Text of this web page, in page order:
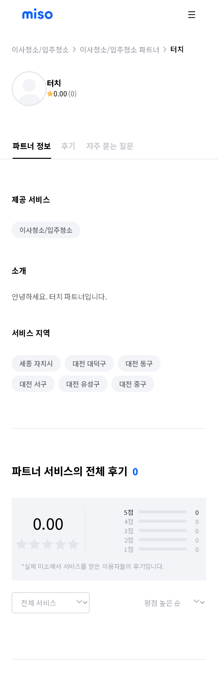
이사청소/입주청소 이사청소/입주청소 파트너 터치
터치
0.00 (0)
파트너 정보 후기 자주 묻는 질문
제공 서비스
이사청소/입주청소
소개
안녕하세요. 터치 파트너입니다.
서비스 지역
세종 자치시 대전 대덕구 대전 동구
대전 서구 대전 유성구 대전 중구
파트너 서비스의 전체 후기 0
0.00 5점
0
4점
0
3점
0
2점
0
1점
0
*실제 미소에서 서비스를 받은 이용자들의 후기입니다.